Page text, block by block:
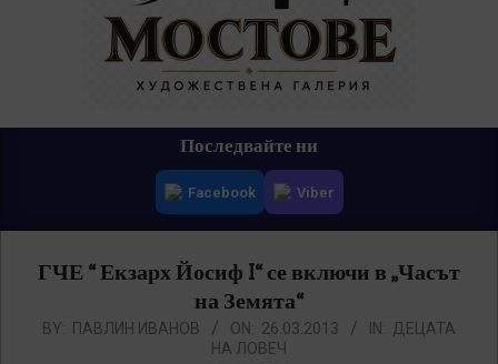
Последвайте ни
Facebook Viber
ГЧЕ “ Екзарх Йосиф I“ се включи в „Часът
на Земята“
BY: ПАВЛИН ИВАНОВ ON: 26.03.2013 IN: ДЕЦАТА
НА ЛОВЕЧ